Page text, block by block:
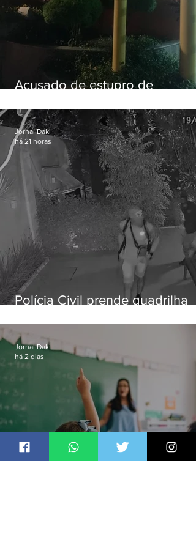
Acusado de estupro de
Polícia Civil prende quadrilha
residências de luxo no Rio
Jornal Daki
há 21 horas
Jornal Daki
há 2 dias